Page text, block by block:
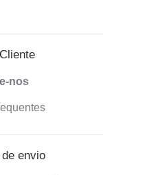
nos
envio